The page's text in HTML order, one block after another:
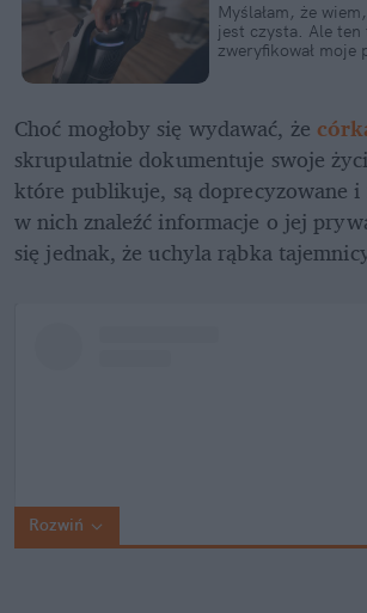
Myślałam, że
jest czysta. Ale ten
zweryfikował moje
Choć mogłoby się wydawać, że
skrupulatnie dokumentuje swoje
które publikuje, są doprecyzowane
w nich znaleźć informacje o jej
się jednak, że uchyla rąbka
Rozwiń